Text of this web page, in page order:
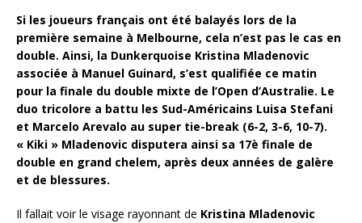
Si les joueurs français ont été balayés lors de la
première semaine à Melbourne, cela n’est pas le cas en
double. Ainsi, la Dunkerquoise Kristina Mladenovic
associée à Manuel Guinard, s’est qualifiée ce matin
pour la finale du double mixte de l’Open d’Australie. Le
duo tricolore a battu les Sud-Américains Luisa Stefani
et Marcelo Arevalo au super tie-break (6-2, 3-6, 10-7).
« Kiki » Mladenovic disputera ainsi sa 17è finale de
double en grand chelem, après deux années de galère
et de blessures.
Il fallait voir le visage rayonnant de Kristina Mladenovic